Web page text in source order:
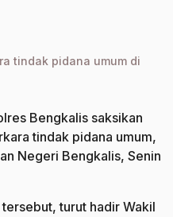
tindak pidana umum di
Bengkalis saksikan
tindak pidana umum,
Negeri Bengkalis, Senin
turut hadir Wakil